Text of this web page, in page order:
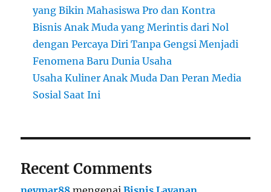
yang Bikin Mahasiswa Pro dan Kontra
Bisnis Anak Muda yang Merintis dari Nol
dengan Percaya Diri Tanpa Gengsi Menjadi
Fenomena Baru Dunia Usaha
Usaha Kuliner Anak Muda Dan Peran Media
Sosial Saat Ini
Recent Comments